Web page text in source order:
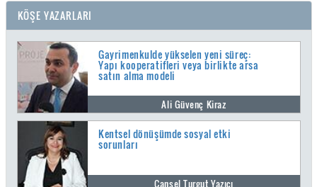
KÖŞE YAZARLARI
Gayrimenkulde yükselen yeni süreç:
Yapı kooperatifleri veya birlikte arsa
satın alma modeli
Ali Güvenç Kiraz
Kentsel dönüşümde sosyal etki
sorunları
Cansel Turgut Yazıcı